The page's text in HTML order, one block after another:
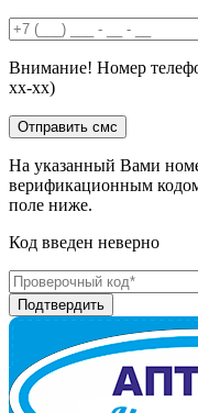
Внимание! Номер
хх-хх)
На указанный Вами
верификационным
поле ниже.
Код введен неверно